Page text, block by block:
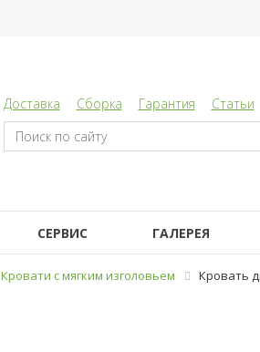
Доставка Сборка Гарантия Статьи
СЕРВИС ГАЛЕРЕЯ
Кровати с мягким изголовьем Кровать